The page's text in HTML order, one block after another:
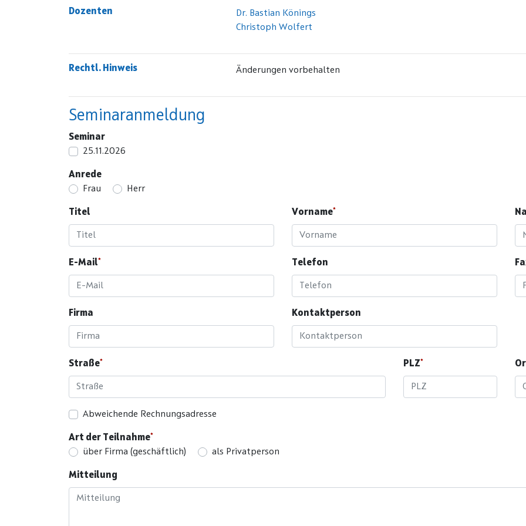
Dozenten
Dr. Bastian Könings
Christoph Wolfert
Rechtl. Hinweis Änderungen vorbehalten
Seminaranmeldung
Seminar
25.11.2026
Anrede
Frau
Herr
Titel Vorname
E-Mail Telefon
Firma Kontaktperson
Straße PLZ
Abweichende Rechnungsadresse
Art der Teilnahme
über Firma (geschäftlich)
als Privatperson
Mitteilung